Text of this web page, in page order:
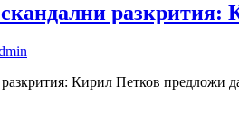
Кирил Петков предложи